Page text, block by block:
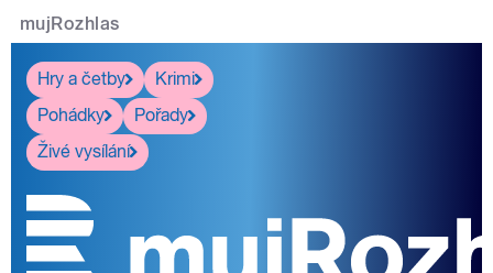
mujRozhlas
Hry a četby
Krimi
Pohádky
Pořady
Živé vysílání